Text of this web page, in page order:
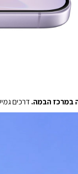
במרכז הבמה.דרכים